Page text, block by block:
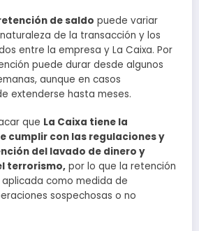
de saldo puede variar
de la transacción y los
entre la empresa y La Caixa. Por
puede durar desde algunos
aunque en casos
extenderse hasta meses.
que La Caixa tiene la
cumplir con las regulaciones y
del lavado de dinero y
terrorismo, por lo que la retención
como medida de
sospechosas o no